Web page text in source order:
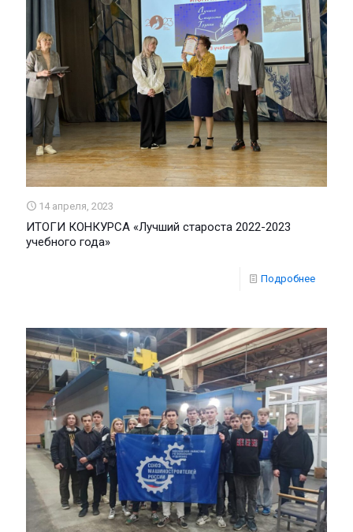
14 апреля, 2023
ИТОГИ КОНКУРСА «Лучший староста 2022-2023
учебного года»
Подробнее